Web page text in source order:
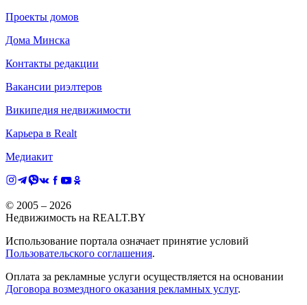
Проекты домов
Дома Минска
Контакты редакции
Вакансии риэлтеров
Википедия недвижимости
Карьера в Realt
Медиакит
© 2005 – 2026
Недвижимость на REALT.BY
Использование портала означает принятие условий
Пользовательского соглашения.
Оплата за рекламные услуги осуществляется на основании
Договора возмездного оказания рекламных услуг.